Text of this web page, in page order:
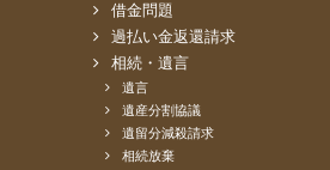
借金問題
過払い金返還請求
相続・遺言
遺言
遺産分割協議
遺留分減殺請求
相続放棄